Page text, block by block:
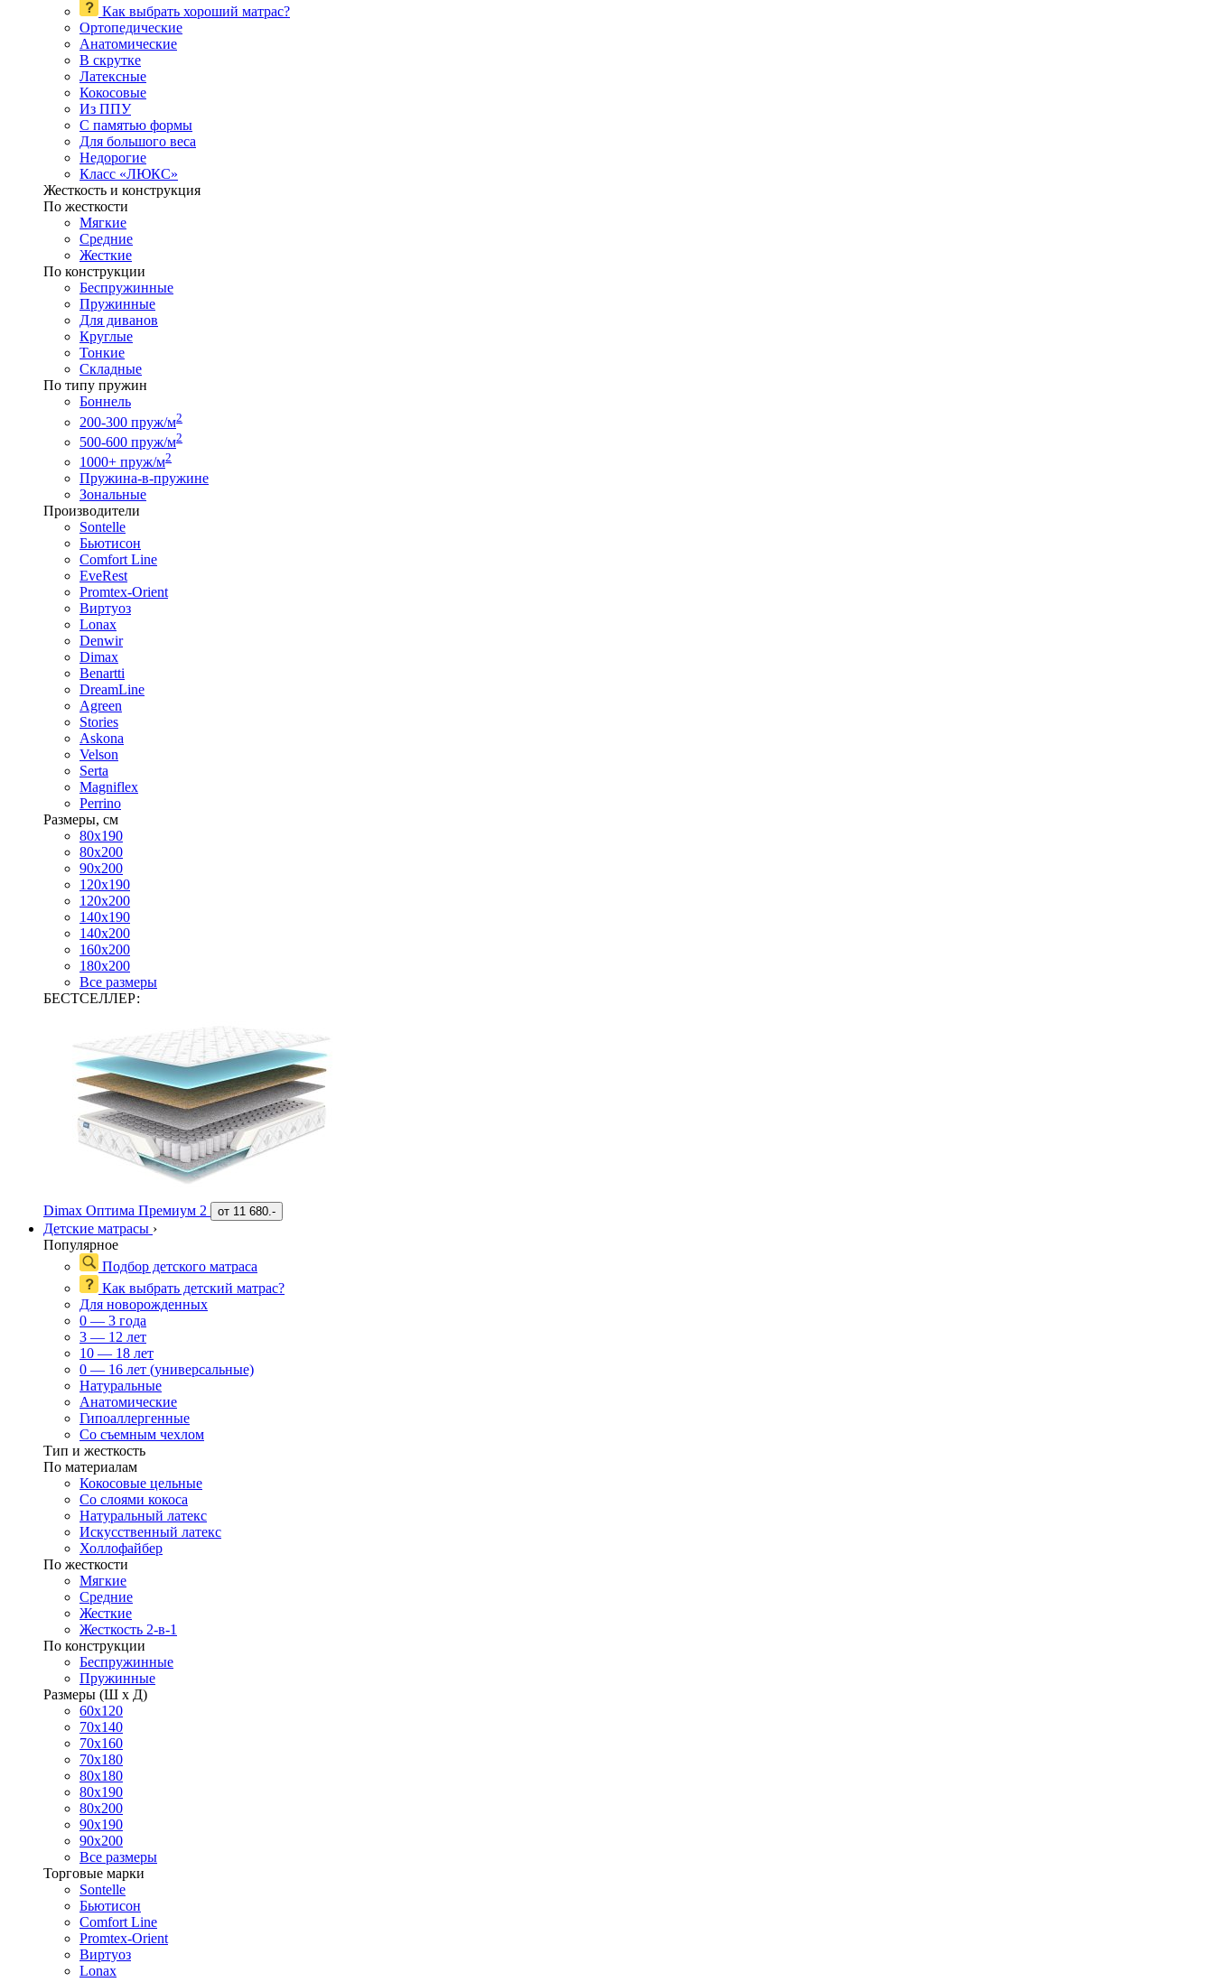
Как выбрать хороший матрас?
Ортопедические
Анатомические
В скрутке
Латексные
Кокосовые
Из ППУ
С памятью формы
Для большого веса
Недорогие
Класс «ЛЮКС»
Жесткость и конструкция
По жесткости
Мягкие
Средние
Жесткие
По конструкции
Беспружинные
Пружинные
Для диванов
Круглые
Тонкие
Складные
По типу пружин
Боннель
200-300 пруж/м2
500-600 пруж/м2
1000+ пруж/м2
Пружина-в-пружине
Зональные
Производители
Sontelle
Бьютисон
Comfort Line
EveRest
Promtex-Orient
Виртуоз
Lonax
Denwir
Dimax
Benartti
DreamLine
Agreen
Stories
Askona
Velson
Serta
Magniflex
Perrino
Размеры, см
80х190
80х200
90х200
120х190
120х200
140х190
140х200
160х200
180х200
Все размеры
БЕСТСЕЛЛЕР:
Dimax Оптима Премиум 2 от 11 680.-
Детские матрасы ›
Популярное
Подбор детского матраса
Как выбрать детский матрас?
Для новорожденных
0 — 3 года
3 — 12 лет
10 — 18 лет
0 — 16 лет (универсальные)
Натуральные
Анатомические
Гипоаллергенные
Со съемным чехлом
Тип и жесткость
По материалам
Кокосовые цельные
Со слоями кокоса
Натуральный латекс
Искусственный латекс
Холлофайбер
По жесткости
Мягкие
Средние
Жесткие
Жесткость 2-в-1
По конструкции
Беспружинные
Пружинные
Размеры (Ш х Д)
60х120
70х140
70х160
70х180
80х180
80х190
80х200
90х190
90х200
Все размеры
Торговые марки
Sontelle
Бьютисон
Comfort Line
Promtex-Orient
Виртуоз
Lonax